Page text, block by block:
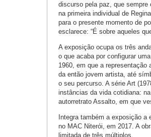
discurso pela paz, que sempre
na primeira individual de
para o presente momento de
esclarece: “É sobre aqueles
A exposição ocupa os três
o que acaba por configurar
1960, em que a
da então jovem artista, até
o seu percurso. A série Art
instâncias da vida cotidiana:
autorretrato Assalto, em que
Integra também a exposição
no MAC Niterói, em 2017. A
limitada de três múltiplos.